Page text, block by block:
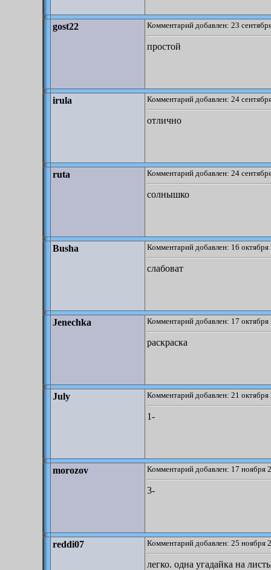
gost22 Комментарий добавлен: 23
простой
irula Комментарий добавлен: 24
отлично
ruta Комментарий добавлен: 24
солнышко
Busha Комментарий добавлен: 16
слабоват
Jenechka Комментарий добавлен: 17
раскраска
July Комментарий добавлен: 21
1-
morozov Комментарий добавлен: 17 ноября
3-
reddi07 Комментарий добавлен: 25 ноября
легко. одна угадайка на